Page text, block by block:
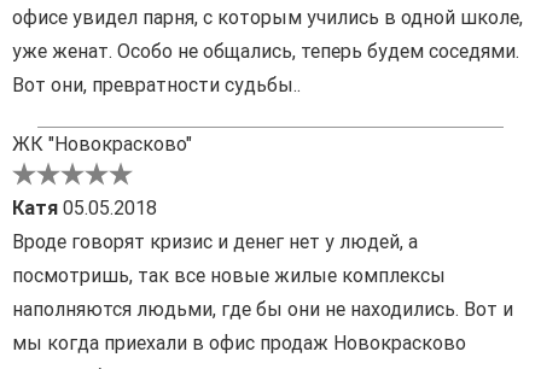
офисе увидел парня, с которым учились в одной школе,
уже женат. Особо не общались, теперь будем соседями.
Вот они, превратности судьбы..
ЖК "Новокрасково"
Катя 05.05.2018
Вроде говорят кризис и денег нет у людей, а
посмотришь, так все новые жилые комплексы
наполняются людьми, где бы они не находились. Вот и
мы когда приехали в офис продаж Новокрасково